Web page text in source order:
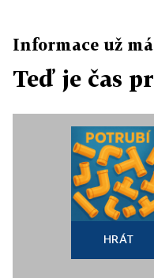
Informace už
Teď je čas
HRÁT